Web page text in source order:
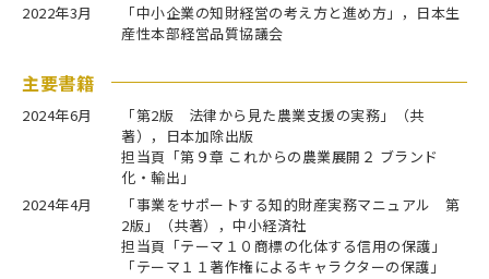
2022年3月
「中小企業の知財経営の考え方と進め方」，日本生
産性本部経営品質協議会
主要書籍
2024年6月
「第2版 法律から見た農業支援の実務」（共
著），日本加除出版
担当頁「第９章 これからの農業展開２ ブランド
化・輸出」
2024年4月
「事業をサポートする知的財産実務マニュアル 第
2版」（共著），中小経済社
担当頁「テーマ１０商標の化体する信用の保護」
「テーマ１１著作権によるキャラクターの保護」